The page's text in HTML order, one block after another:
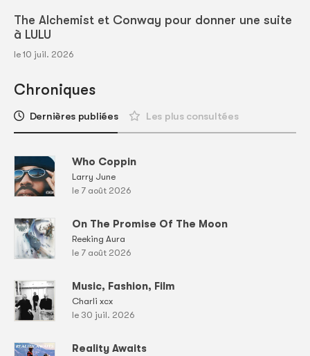
The Alchemist et Conway pour donner une suite
à LULU
le 10 juil. 2026
Chroniques
Dernières publiées Les plus consultées
Who Coppin
Larry June
le 7 août 2026
On The Promise Of The Moon
Reeking Aura
le 7 août 2026
Music, Fashion, Film
Charli xcx
le 30 juil. 2026
Reality Awaits